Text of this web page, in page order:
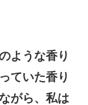
ような香り
ていた香り
がら、私は